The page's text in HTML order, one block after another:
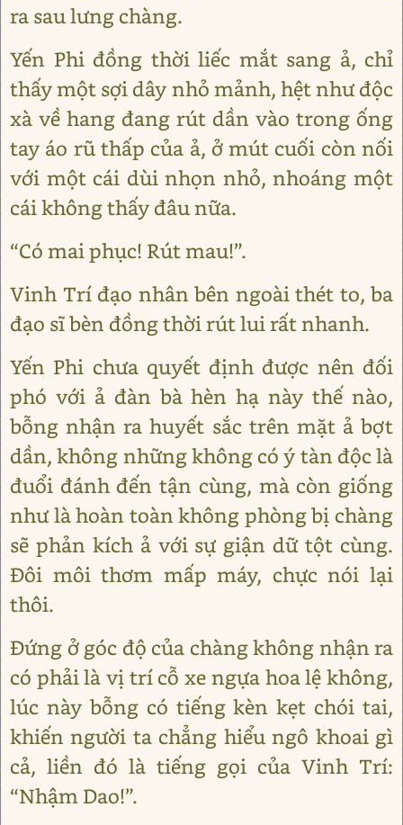
ra sau lưng chàng.
Yến Phi đồng thời liếc mắt sang ả, chỉ
thấy một sợi dây nhỏ mảnh, hệt như độc
xà về hang đang rút dần vào trong ống
tay áo rũ thấp của ả, ở mút cuối còn nối
với một cái dùi nhọn nhỏ, nhoáng một
cái không thấy đâu nữa.
“Có mai phục! Rút mau!”.
Vinh Trí đạo nhân bên ngoài thét to, ba
đạo sĩ bèn đồng thời rút lui rất nhanh.
Yến Phi chưa quyết định được nên đối
phó với ả đàn bà hèn hạ này thế nào,
bỗng nhận ra huyết sắc trên mặt ả bợt
dần, không những không có ý tàn độc là
đuổi đánh đến tận cùng, mà còn giống
như là hoàn toàn không phòng bị chàng
sẽ phản kích ả với sự giận dữ tột cùng.
Đôi môi thơm mấp máy, chực nói lại
thôi.
Đứng ở góc độ của chàng không nhận ra
có phải là vị trí cỗ xe ngựa hoa lệ không,
lúc này bỗng có tiếng kèn kẹt chói tai,
khiến người ta chẳng hiểu ngô khoai gì
cả, liền đó là tiếng gọi của Vinh Trí:
“Nhậm Dao!”.